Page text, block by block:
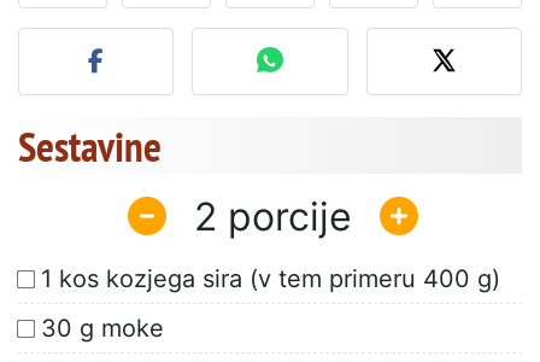
Objavite svojo fotografijo
Sestavine
2
1 kos kozjega sira (v tem primeru 400 g)
30 g moke